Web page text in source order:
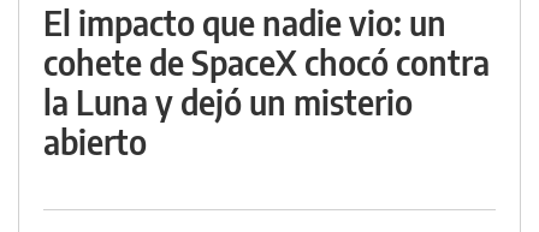
El impacto que nadie vio: un
cohete de SpaceX chocó contra
la Luna y dejó un misterio
abierto